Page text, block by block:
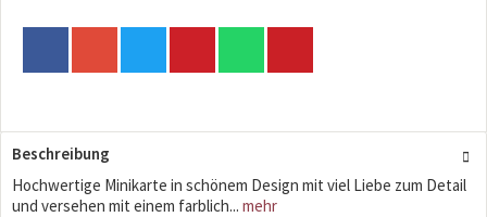
Beschreibung
Hochwertige Minikarte in schönem Design mit viel Liebe zum Detail
und versehen mit einem farblich... mehr